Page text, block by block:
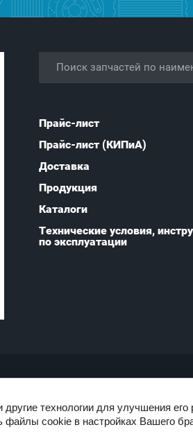
Прайс-лист
Прайс-лист (КИПиА)
Доставка
Продукция
Каталоги
Технические условия,
по эксплуатации
технологии для улучшения
cookie в настройках Вашего